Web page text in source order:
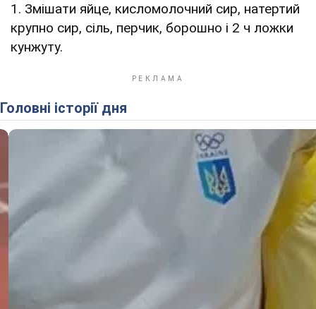
1. Змішати яйце, кисломолочний сир, натертий
крупно сир, сіль, перчик, борошно і 2 ч ложки
кунжуту.
Головні історії дня